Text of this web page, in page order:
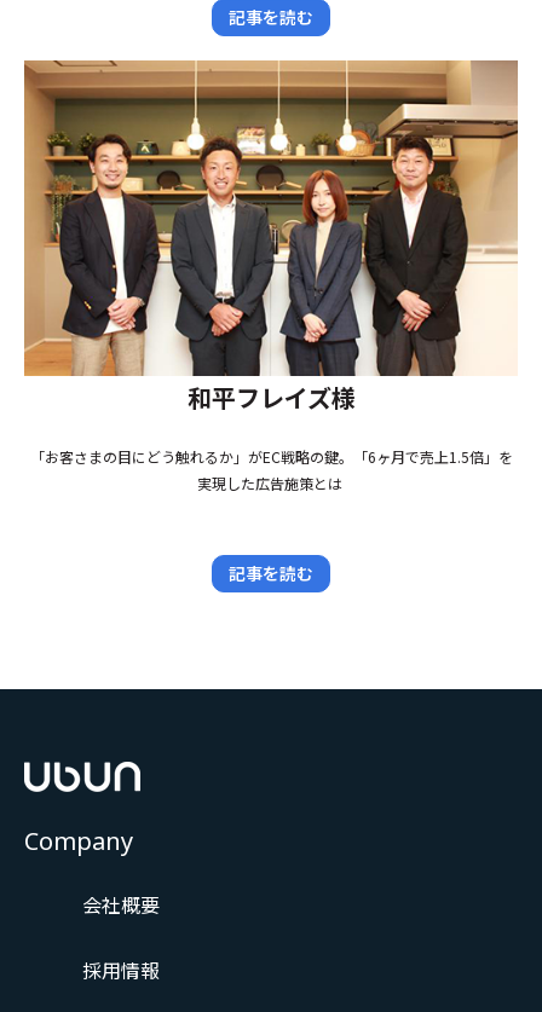
記事を読む
和平フレイズ様
「お客さまの目にどう触れるか」がEC戦略の鍵。「6ヶ月で売上1.5倍」を
実現した広告施策とは
記事を読む
Company
会社概要
採用情報